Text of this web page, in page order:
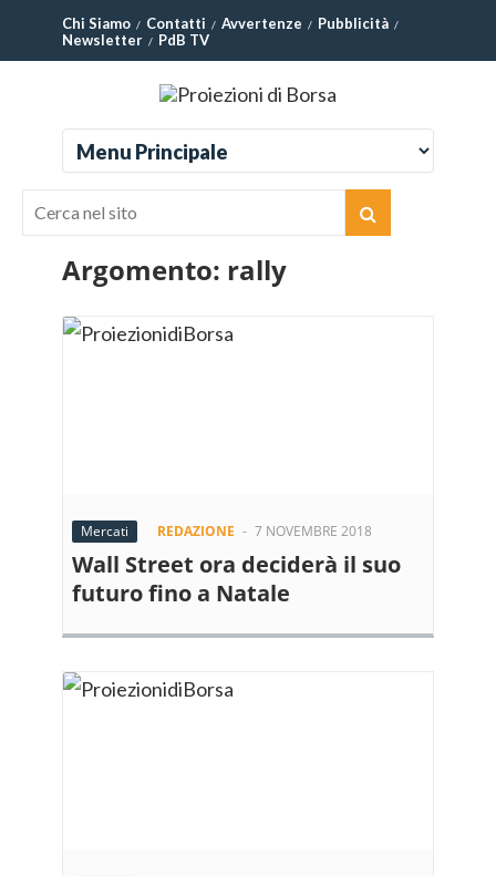
Chi Siamo Contatti Avvertenze
Pubblicità
Newsletter
PdB TV
Argomento: rally
Mercati REDAZIONE - 7 NOVEMBRE 2018
Wall Street ora deciderà il suo
futuro fino a Natale